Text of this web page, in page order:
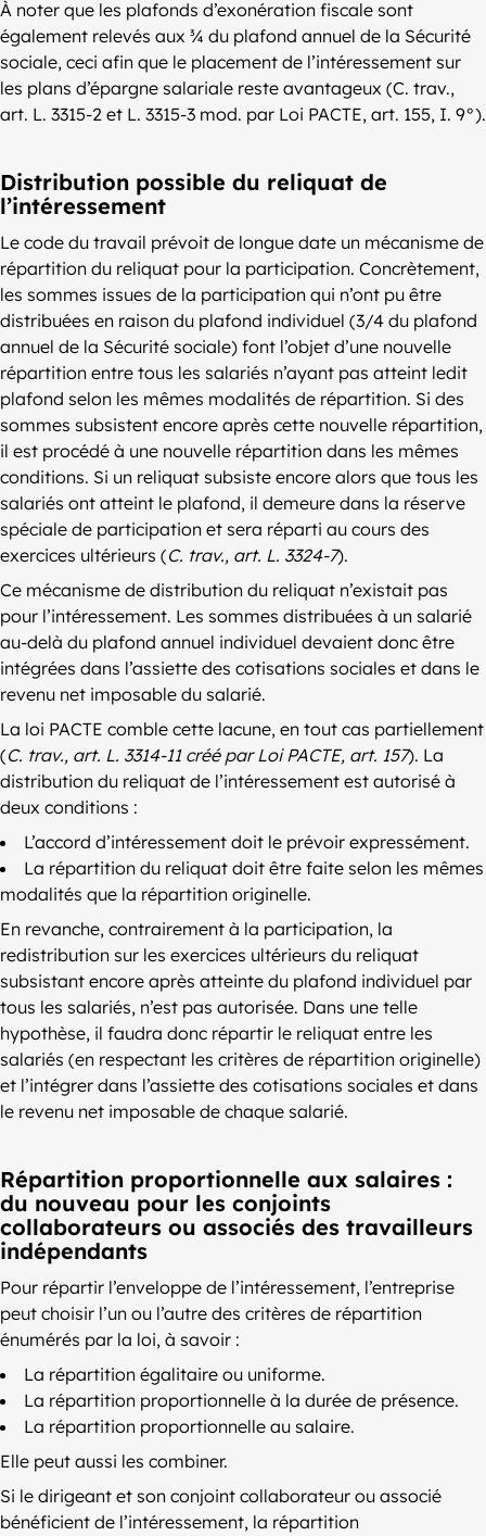
À noter que les plafonds d’exonération fiscale sont
également relevés aux ¾ du plafond annuel de la Sécurité
sociale, ceci afin que le placement de l’intéressement sur
les plans d’épargne salariale reste avantageux (C. trav.,
art. L. 3315-2 et L. 3315-3 mod. par Loi PACTE, art. 155, I. 9°).
Distribution possible du reliquat de
l’intéressement
Le code du travail prévoit de longue date un mécanisme de
répartition du reliquat pour la participation. Concrètement,
les sommes issues de la participation qui n’ont pu être
distribuées en raison du plafond individuel (3/4 du plafond
annuel de la Sécurité sociale) font l’objet d’une nouvelle
répartition entre tous les salariés n’ayant pas atteint ledit
plafond selon les mêmes modalités de répartition. Si des
sommes subsistent encore après cette nouvelle répartition,
il est procédé à une nouvelle répartition dans les mêmes
conditions. Si un reliquat subsiste encore alors que tous les
salariés ont atteint le plafond, il demeure dans la réserve
spéciale de participation et sera réparti au cours des
exercices ultérieurs (C. trav., art. L. 3324-7).
Ce mécanisme de distribution du reliquat n’existait pas
pour l’intéressement. Les sommes distribuées à un salarié
au-delà du plafond annuel individuel devaient donc être
intégrées dans l’assiette des cotisations sociales et dans le
revenu net imposable du salarié.
La loi PACTE comble cette lacune, en tout cas partiellement
(C. trav., art. L. 3314-11 créé par Loi PACTE, art. 157). La
distribution du reliquat de l’intéressement est autorisé à
deux conditions :
L’accord d’intéressement doit le prévoir expressément.
La répartition du reliquat doit être faite selon les mêmes
modalités que la répartition originelle.
En revanche, contrairement à la participation, la
redistribution sur les exercices ultérieurs du reliquat
subsistant encore après atteinte du plafond individuel par
tous les salariés, n’est pas autorisée. Dans une telle
hypothèse, il faudra donc répartir le reliquat entre les
salariés (en respectant les critères de répartition originelle)
et l’intégrer dans l’assiette des cotisations sociales et dans
le revenu net imposable de chaque salarié.
Répartition proportionnelle aux salaires :
du nouveau pour les conjoints
collaborateurs ou associés des travailleurs
indépendants
Pour répartir l’enveloppe de l’intéressement, l’entreprise
peut choisir l’un ou l’autre des critères de répartition
énumérés par la loi, à savoir :
La répartition égalitaire ou uniforme.
La répartition proportionnelle à la durée de présence.
La répartition proportionnelle au salaire.
Elle peut aussi les combiner.
Si le dirigeant et son conjoint collaborateur ou associé
bénéficient de l’intéressement, la répartition